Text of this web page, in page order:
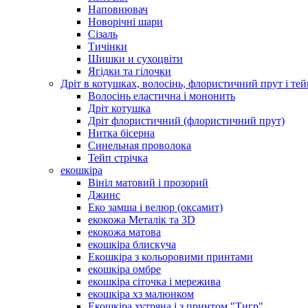
Наповнювач
Новорічні шари
Сізаль
Тичінки
Шишки и сухоцвіти
Ягідки та гілочки
Дріт в котушках, волосінь, флористичний прут і
Волосінь еластична і мононить
Дріт котушка
Дріт флористичний (флористичний прут)
Нитка бісерна
Синельная проволока
Тейп стрічка
екошкіра
Вініл матовий і прозорий
Джинс
Еко замша і велюр (оксамит)
екокожа Металік та 3D
екокожа матова
екошкіра блискуча
Екошкіра з кольоровими принтами
екошкіра омбре
екошкіра сіточка і мережива
екошкіра хз малюнком